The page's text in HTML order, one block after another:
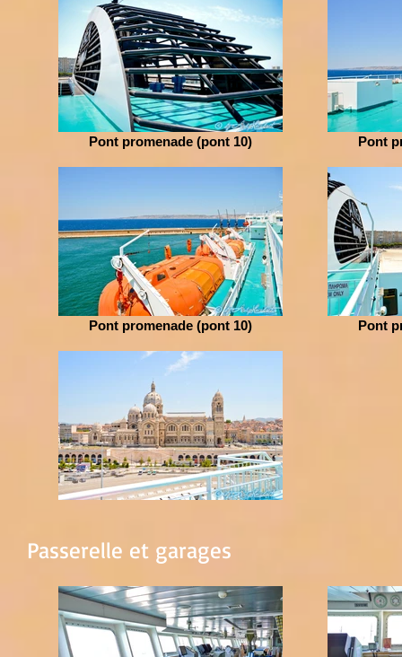
Pont promenade (pont 10) Pont
Pont promenade (pont 10) Pont
Passerelle et garages